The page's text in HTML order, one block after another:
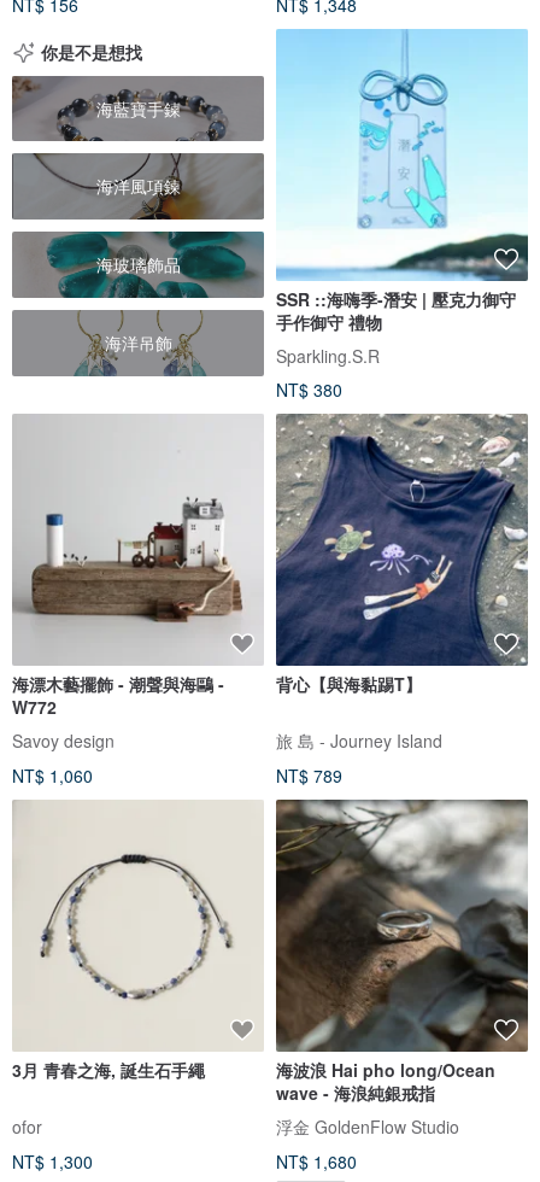
你是不是想找
海藍寶手鍊
海洋風項鍊
海玻璃飾品
海洋吊飾
SSR ::海嗨季-潛安 | 壓克力御守
手作御守 禮物
Sparkling.S.R
NT$ 380
海漂木藝擺飾 - 潮聲與海鷗 -
W772
Savoy design
NT$ 1,060
背心【與海黏踢T】
旅 島 - Journey Island
NT$ 789
3月 青春之海, 誕生石手繩
ofor
NT$ 1,300
海波浪 Hai pho long/Ocean
wave - 海浪純銀戒指
浮金 GoldenFlow Studio
NT$ 1,680